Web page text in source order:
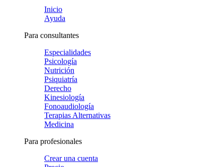
Inicio
Ayuda
Para consultantes
Especialidades
Psicología
Nutrición
Psiquiatría
Derecho
Kinesiología
Fonoaudiología
Terapias Alternativas
Medicina
Para profesionales
Crear una cuenta